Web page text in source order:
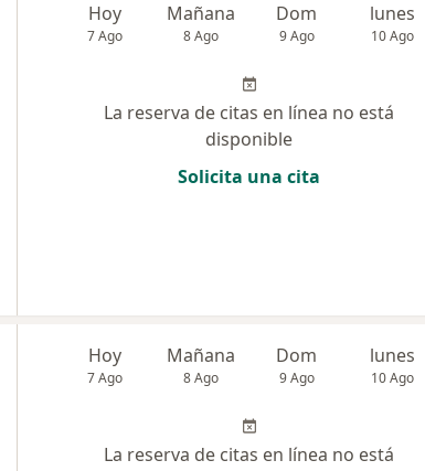
Hoy
7 Ago
Mañana
8 Ago
Dom
9 Ago
lunes
10 Ago
La reserva de citas en línea no está
disponible
Solicita una cita
Hoy
7 Ago
Mañana
8 Ago
Dom
9 Ago
lunes
10 Ago
La reserva de citas en línea no está